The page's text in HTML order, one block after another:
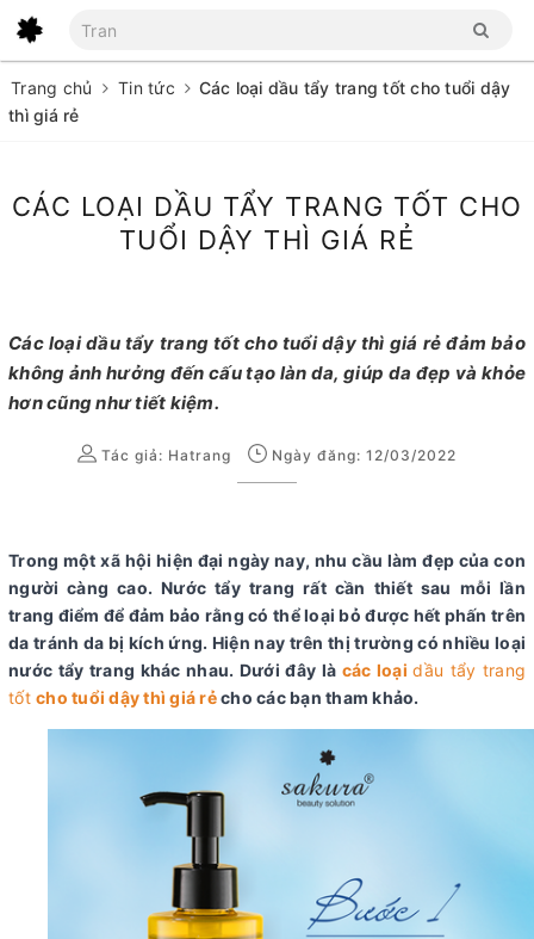
Trang chủ Tin tức
Các loại dầu tẩy trang tốt cho tuổi dậy
thì giá rẻ
CÁC LOẠI DẦU TẨY TRANG TỐT CHO
TUỔI DẬY THÌ GIÁ RẺ
Các loại dầu tẩy trang tốt cho tuổi dậy thì giá rẻ đảm bảo
không ảnh hưởng đến cấu tạo làn da, giúp da đẹp và khỏe
hơn cũng như tiết kiệm.
Tác giả: Hatrang Ngày đăng: 12/03/2022
Trong một xã hội hiện đại ngày nay, nhu cầu làm đẹp của con
người càng cao. Nước tẩy trang rất cần thiết sau mỗi lần
trang điểm để đảm bảo rằng có thể loại bỏ được hết phấn trên
da tránh da bị kích ứng. Hiện nay trên thị trường có nhiều loại
nước tẩy trang khác nhau. Dưới đây là các loạidầu tẩy trang
tốt cho tuổi dậy thì giá rẻcho các bạn tham khảo.